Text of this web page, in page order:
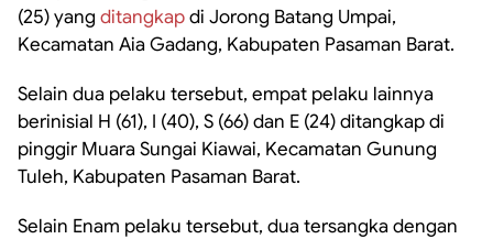
(25) yang ditangkapdi Jorong Batang Umpai,
Kecamatan Aia Gadang, Kabupaten Pasaman Barat.
Selain dua pelaku tersebut, empat pelaku lainnya
berinisial H (61), I (40), S (66) dan E (24) ditangkap di
pinggir Muara Sungai Kiawai, Kecamatan Gunung
Tuleh, Kabupaten Pasaman Barat.
Selain Enam pelaku tersebut, dua tersangka dengan